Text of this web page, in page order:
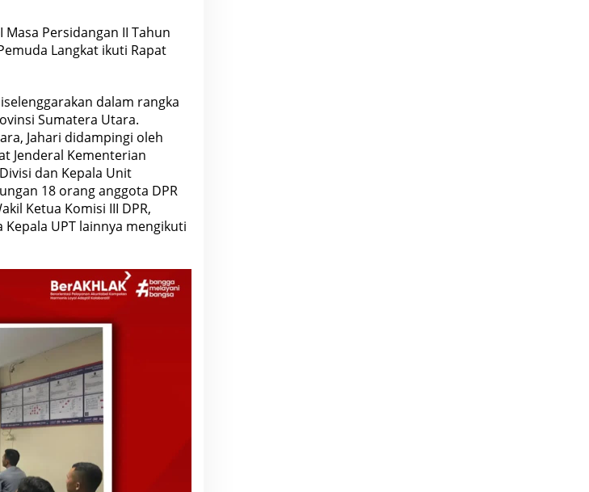
Masa Persidangan II Tahun
Langkat ikuti Rapat
dalam rangka
Sumatera Utara.
Jahari didampingi oleh
Jenderal Kementerian
dan Kepala Unit
18 orang anggota DPR
Ketua Komisi III DPR,
UPT lainnya mengikuti